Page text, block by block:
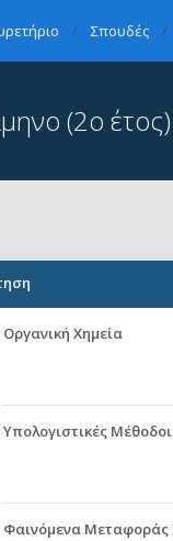
Σπουδές
(2ο έτος)
Οργανική Χημεία
Υπολογιστικές
Φαινόμενα Μεταφοράς